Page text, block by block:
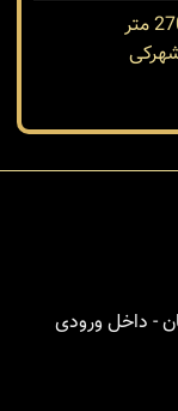
- داخل ورودی